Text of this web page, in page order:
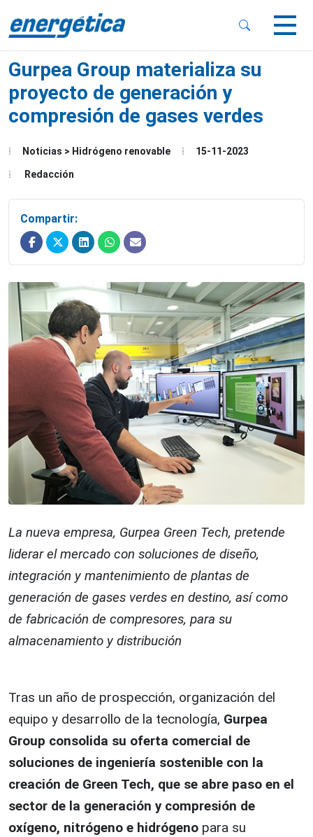
Menu
Gurpea Group materializa su
proyecto de generación y
compresión de gases verdes
Noticias > Hidrógeno renovable 15-11-2023
Redacción
Compartir:
La nueva empresa, Gurpea Green Tech, pretende
liderar el mercado con soluciones de diseño,
integración y mantenimiento de plantas de
generación de gases verdes en destino, así como
de fabricación de compresores, para su
almacenamiento y distribución
Tras un año de prospección, organización del
equipo y desarrollo de la tecnología, Gurpea
Group consolida su oferta comercial de
soluciones de ingeniería sostenible con la
creación de Green Tech, que se abre paso en el
sector de la generación y compresión de
oxígeno, nitrógeno e hidrógeno para su